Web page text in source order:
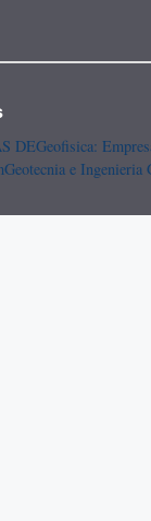
DEGeofisica:
Geotecnia e Ingenieria